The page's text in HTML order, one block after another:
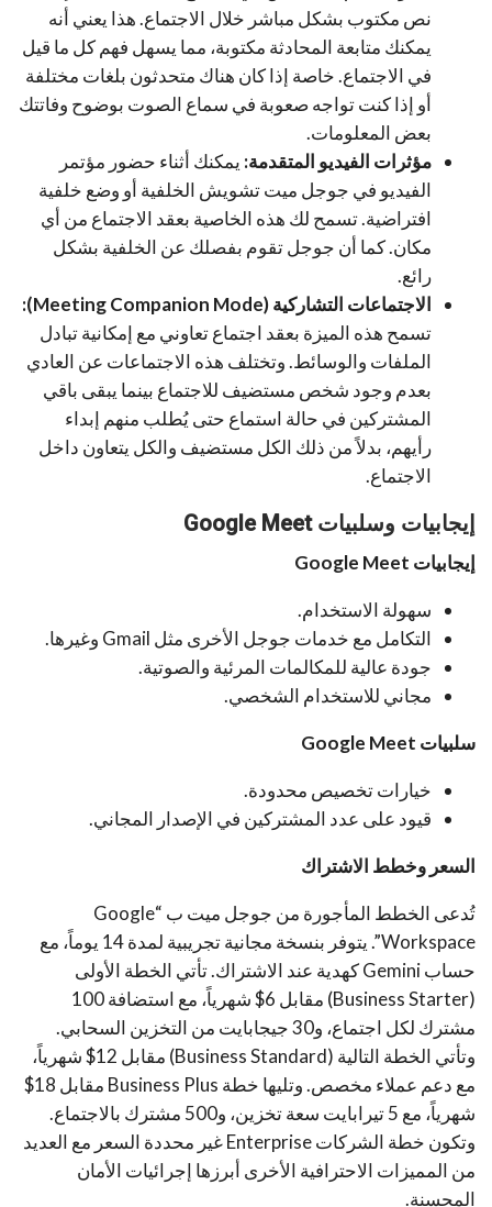
نص مكتوب بشكل مباشر خلال الاجتماع. هذا يعني أنه
يمكنك متابعة المحادثة مكتوبة، مما يسهل فهم كل ما قيل
في الاجتماع. خاصة إذا كان هناك متحدثون بلغات مختلفة
أو إذا كنت تواجه صعوبة في سماع الصوت بوضوح وفاتتك
بعض المعلومات.
مؤثرات الفيديو المتقدمة: يمكنك أثناء حضور مؤتمر
الفيديو في جوجل ميت تشويش الخلفية أو وضع خلفية
افتراضية. تسمح لك هذه الخاصية بعقد الاجتماع من أي
مكان. كما أن جوجل تقوم بفصلك عن الخلفية بشكل
رائع.
الاجتماعات التشاركية (Meeting Companion Mode):
تسمح هذه الميزة بعقد اجتماع تعاوني مع إمكانية تبادل
الملفات والوسائط. وتختلف هذه الاجتماعات عن العادي
بعدم وجود شخص مستضيف للاجتماع بينما يبقى باقي
المشتركين في حالة استماع حتى يُطلب منهم إبداء
رأيهم، بدلاً من ذلك الكل مستضيف والكل يتعاون داخل
الاجتماع.
إيجابيات وسلبيات Google Meet
إيجابيات Google Meet
سهولة الاستخدام.
التكامل مع خدمات جوجل الأخرى مثل Gmail وغيرها.
جودة عالية للمكالمات المرئية والصوتية.
مجاني للاستخدام الشخصي.
سلبيات Google Meet
خيارات تخصيص محدودة.
قيود على عدد المشتركين في الإصدار المجاني.
السعر وخطط الاشتراك
تُدعى الخطط المأجورة من جوجل ميت ب “Google
Workspace”. يتوفر بنسخة مجانية تجريبية لمدة 14 يوماً، مع
حساب Gemini كهدية عند الاشتراك. تأتي الخطة الأولى
(Business Starter) مقابل 6$ شهرياً، مع استضافة 100
مشترك لكل اجتماع، و30 جيجابايت من التخزين السحابي.
وتأتي الخطة التالية (Business Standard) مقابل 12$ شهرياً،
مع دعم عملاء مخصص. وتليها خطة Business Plus مقابل 18$
شهرياً، مع 5 تيرابايت سعة تخزين، و500 مشترك بالاجتماع.
وتكون خطة الشركات Enterprise غير محددة السعر مع العديد
من المميزات الاحترافية الأخرى أبرزها إجرائيات الأمان
المحسنة.